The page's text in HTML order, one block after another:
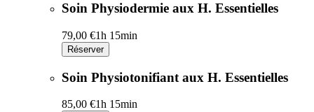
Soin Physiodermie aux H. Essentielles
79,00 €1h 15min
Réserver
Soin Physiotonifiant aux H. Essentielles
85,00 €1h 15min